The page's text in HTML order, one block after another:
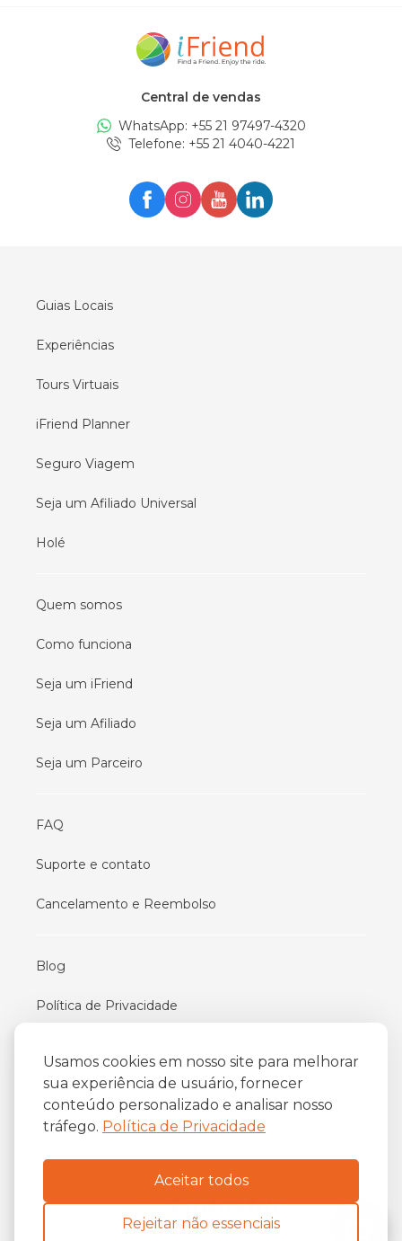
Usamos cookies em nosso site para melhorar
sua experiência de usuário, fornecer
conteúdo personalizado e analisar nosso
tráfego. Política de Privacidade
Aceitar todos
Rejeitar não essenciais
Central de vendas
WhatsApp: +55 21 97497-4320
Telefone: +55 21 4040-4221
Guias Locais
Experiências
Tours Virtuais
iFriend Planner
Seguro Viagem
Seja um Afiliado Universal
Holé
Quem somos
Como funciona
Seja um iFriend
Seja um Afiliado
Seja um Parceiro
FAQ
Suporte e contato
Cancelamento e Reembolso
Blog
Política de Privacidade
iFriend
Av. Almirante Barroso 81, 34
20031-004